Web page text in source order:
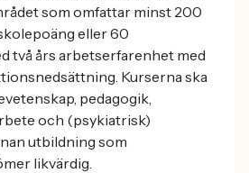
som omfattar minst 200
eller 60
två års arbetserfarenhet med
Kurserna ska
pedagogik,
och (psykiatrisk)
utbildning som
likvärdig.